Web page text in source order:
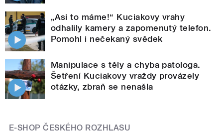
„Asi to máme!“ Kuciakovy vrahy
odhalily kamery a zapomenutý telefon.
Pomohl i nečekaný svědek
Manipulace s těly a chyba patologa.
Šetření Kuciakovy vraždy provázely
otázky, zbraň se nenašla
E-SHOP ČESKÉHO ROZHLASU